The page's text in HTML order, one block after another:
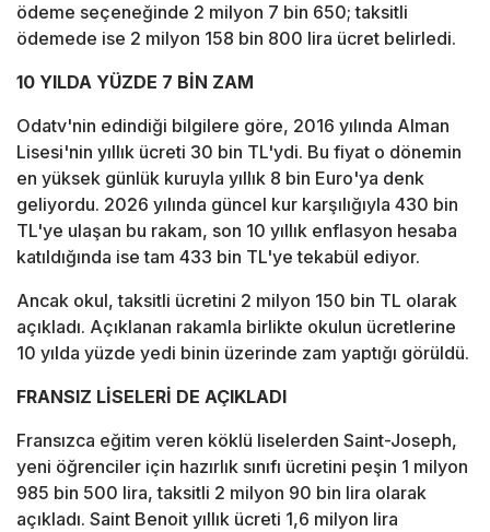
ödeme seçeneğinde 2 milyon 7 bin 650; taksitli
ödemede ise 2 milyon 158 bin 800 lira ücret belirledi.
10 YILDA YÜZDE 7 BİN ZAM
Odatv'nin edindiği bilgilere göre, 2016 yılında Alman
Lisesi'nin yıllık ücreti 30 bin TL'ydi. Bu fiyat o dönemin
en yüksek günlük kuruyla yıllık 8 bin Euro'ya denk
geliyordu. 2026 yılında güncel kur karşılığıyla 430 bin
TL'ye ulaşan bu rakam, son 10 yıllık enflasyon hesaba
katıldığında ise tam 433 bin TL'ye tekabül ediyor.
Ancak okul, taksitli ücretini 2 milyon 150 bin TL olarak
açıkladı. Açıklanan rakamla birlikte okulun ücretlerine
10 yılda yüzde yedi binin üzerinde zam yaptığı görüldü.
FRANSIZ LİSELERİ DE AÇIKLADI
Fransızca eğitim veren köklü liselerden Saint-Joseph,
yeni öğrenciler için hazırlık sınıfı ücretini peşin 1 milyon
985 bin 500 lira, taksitli 2 milyon 90 bin lira olarak
açıkladı. Saint Benoit yıllık ücreti 1,6 milyon lira